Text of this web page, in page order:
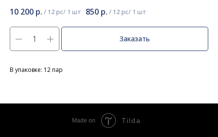
10 200 р. / 12 pc 850 р. / 12 pc
Заказать
В упаковке: 12 пар
Made on Tilda